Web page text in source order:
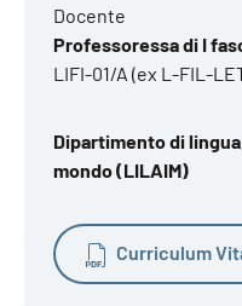
Docente
Professoressa di I
LIFI-01/A (ex L-FIL-
Dipartimento di
mondo (LILAIM)
Curriculum